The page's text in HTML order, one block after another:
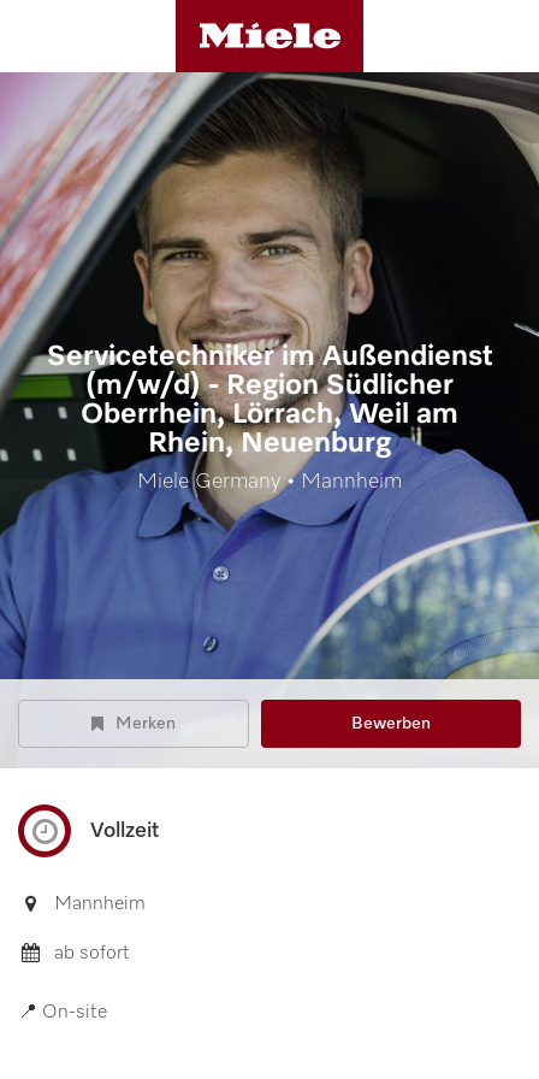
Servicetechniker im Außendienst
(m/w/d) - Region Südlicher
Oberrhein, Lörrach, Weil am
Rhein, Neuenburg
Miele Germany • Mannheim
Merken Bewerben
Vollzeit
Mannheim
ab sofort
📍 On-site